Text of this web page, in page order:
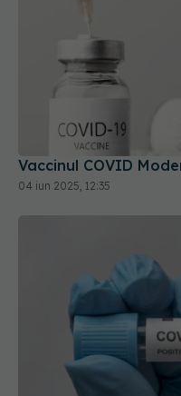
Vaccinul COVID
04 iun 2025, 12:35